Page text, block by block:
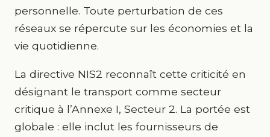
personnelle. Toute perturbation de ces
réseaux se répercute sur les économies et la
vie quotidienne.
La directive NIS2 reconnaît cette criticité en
désignant le transport comme secteur
critique à l’Annexe I, Secteur 2. La portée est
globale : elle inclut les fournisseurs de